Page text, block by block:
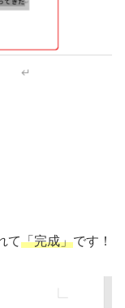
て「完成」です！